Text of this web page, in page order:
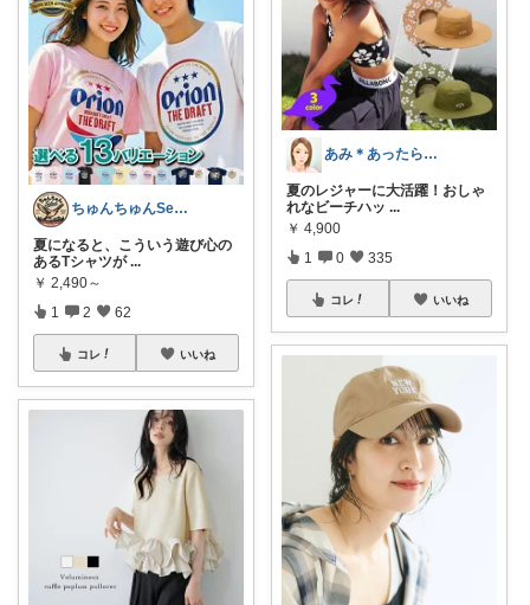
ちゅんちゅんSelect
夏になると、こういう遊び心の
あるTシャツが ...
￥ 2,490～
1 2 62
コレ いいね
あみ＊あったら便利がたくさん🛒‼️✨
夏のレジャーに大活躍！おしゃ
れなビーチハッ ...
￥ 4,900
1 0 335
コレ いいね